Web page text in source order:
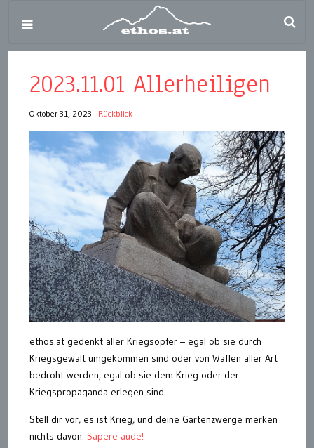
2023.11.01 Allerheiligen
Oktober 31, 2023 Rückblick
ethos.at gedenkt aller Kriegsopfer – egal ob sie durch
Kriegsgewalt umgekommen sind oder von Waffen aller Art
bedroht werden, egal ob sie dem Krieg oder der
Kriegspropaganda erlegen sind.
Stell dir vor, es ist Krieg, und deine Gartenzwerge merken
nichts davon. Sapere aude!